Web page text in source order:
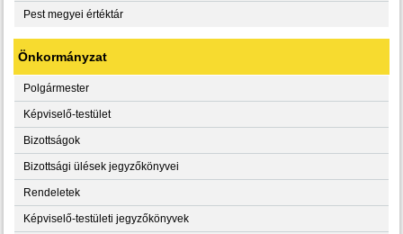
Pest megyei értéktár
Önkormányzat
Polgármester
Képviselő-testület
Bizottságok
Bizottsági ülések jegyzőkönyvei
Rendeletek
Képviselő-testületi jegyzőkönyvek